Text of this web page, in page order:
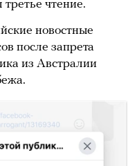
чтение.
новостные
после запрета
из Австралии